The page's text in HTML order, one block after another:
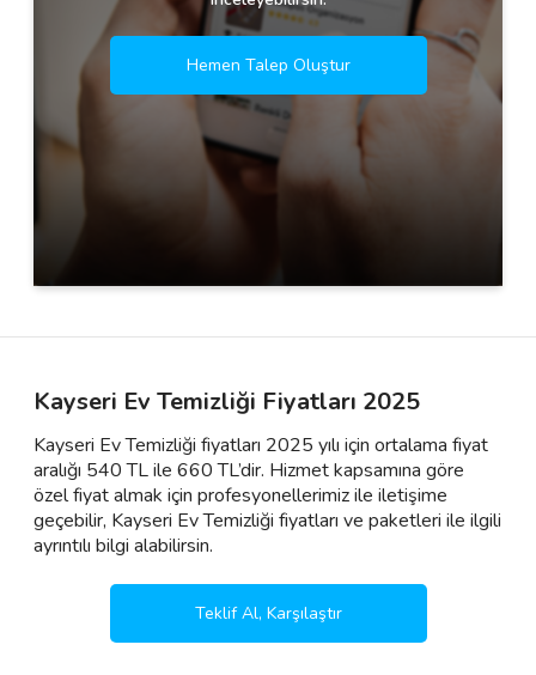
Hemen Talep Oluştur
Kayseri Ev Temizliği Fiyatları 2025
Kayseri Ev Temizliği fiyatları 2025 yılı için ortalama fiyat
aralığı 540 TL ile 660 TL’dir. Hizmet kapsamına göre
özel fiyat almak için profesyonellerimiz ile iletişime
geçebilir, Kayseri Ev Temizliği fiyatları ve paketleri ile ilgili
ayrıntılı bilgi alabilirsin.
Teklif Al, Karşılaştır